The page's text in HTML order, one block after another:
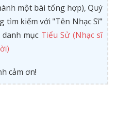
một bài tổng hợp), Quý
tìm kiếm với "Tên Nhạc Sĩ"
mục Tiểu Sử (Nhạc sĩ
cảm ơn!